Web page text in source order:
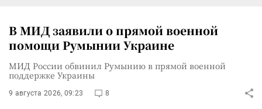
В МИД заявили о прямой военной
помощи Румынии Украине
МИД России обвинил Румынию в прямой военной
поддержке Украины
9 августа 2026, 09:23 8